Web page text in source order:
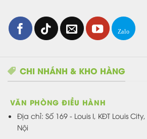
CHI NHÁNH & KHO HÀNG
VĂN PHÒNG ĐIỀU HÀNH
Địa chỉ: Số 169 - Louis I, KĐT Louis
Nội